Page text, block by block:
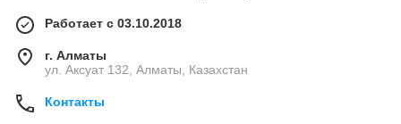
Работает с 03.10.2018
г. Алматы
ул. Аксуат 132, Алматы, Казахстан
Контакты